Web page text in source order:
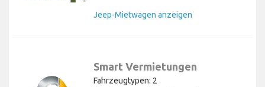
Jeep-Mietwagen anzeigen
Smart Vermietungen
Fahrzeugtypen: 2